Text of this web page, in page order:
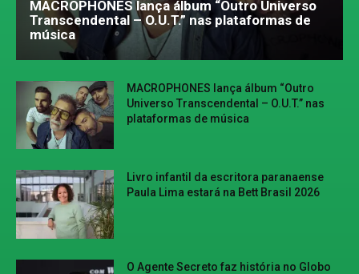
MACROPHONES lança álbum “Outro Universo
Transcendental – O.U.T.” nas plataformas de
música
MACROPHONES lança álbum “Outro
Universo Transcendental – O.U.T.” nas
plataformas de música
Livro infantil da escritora paranaense
Paula Lima estará na Bett Brasil 2026
O Agente Secreto faz história no Globo